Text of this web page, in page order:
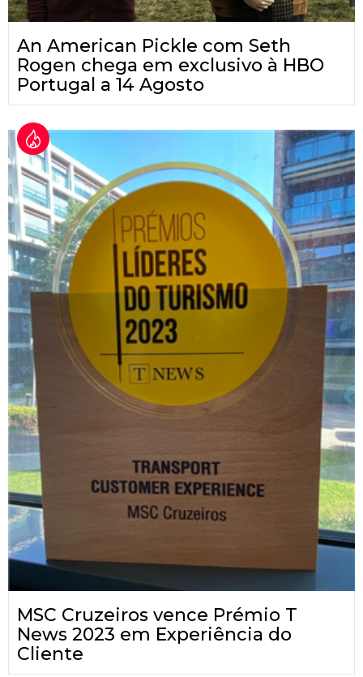
An American Pickle com Seth
Rogen chega em exclusivo à HBO
Portugal a 14 Agosto
MSC Cruzeiros vence Prémio T
News 2023 em Experiência do
Cliente